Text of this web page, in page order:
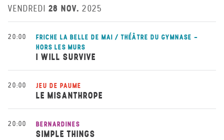
VENDREDI 28 NOV. 2025
20:00
FRICHE LA BELLE DE MAI / THÉÂTRE DU GYMNASE -
HORS LES MURS
I WILL SURVIVE
20:00 JEU DE PAUME
LE MISANTHROPE
20:00 BERNARDINES
SIMPLE THINGS